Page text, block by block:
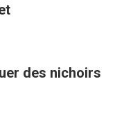
des nichoirs